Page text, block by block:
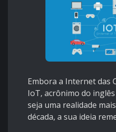
Embora a Internet das
IoT, acrônimo do
seja uma realidade
década, a sua ideia